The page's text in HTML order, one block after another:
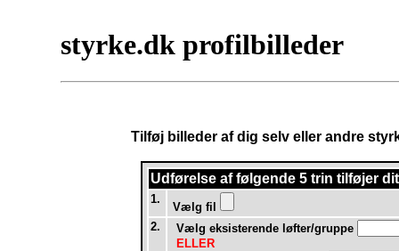
styrke.dk profilbilleder
Tilføj billeder af dig selv eller andre
Udførelse affølgende 5 trin tilføjer
1.
Vælg fil
2.
Vælg eksisterende løfter/gruppe
ELLER